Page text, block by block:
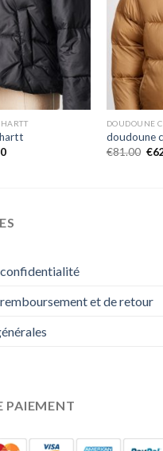
DOUDOUNE
doudoune
€81.00 €
et de retour
PAIEMENT